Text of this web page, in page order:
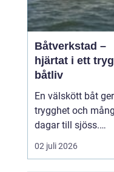
Båtverkstad –
hjärtat i ett
båtliv
En välskött båt
trygghet och
dagar till sjöss.
Samtidigt kräver ett
säkert båtliv mer
02 juli 2026